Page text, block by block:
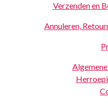
Verzenden en
Annuleren,